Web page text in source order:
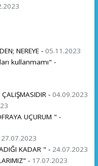
NEREYE - 05.11.2023
kullanmamı" -
- 04.09.2023
UÇURUM " -
27.07.2023
KADAR " - 24.07.2023
- 17.07.2023